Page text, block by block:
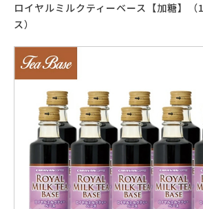
ロイヤルミルクティーベース【加糖】（
ス）